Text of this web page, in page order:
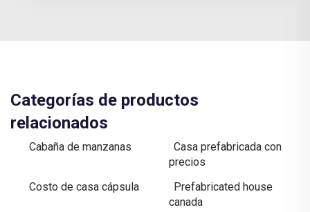
Categorías de productos
relacionados
Cabaña de manzanas
Casa prefabricada con
precios
Costo de casa cápsula
Prefabricated house
canada